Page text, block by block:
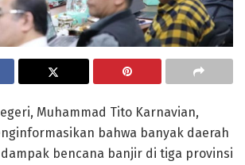
Muhammad Tito Karnavian,
bahwa banyak daerah
bencana banjir di tiga provinsi